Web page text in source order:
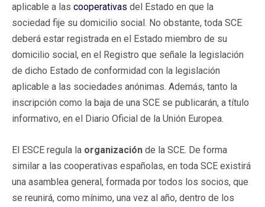
aplicable a las cooperativas del Estado en que la
sociedad fije su domicilio social. No obstante, toda SCE
deberá estar registrada en el Estado miembro de su
domicilio social, en el Registro que señale la legislación
de dicho Estado de conformidad con la legislación
aplicable a las sociedades anónimas. Además, tanto la
inscripción como la baja de una SCE se publicarán, a título
informativo, en el Diario Oficial de la Unión Europea.
El ESCE regula la organización de la SCE. De forma
similar a las cooperativas españolas, en toda SCE existirá
una asamblea general, formada por todos los socios, que
se reunirá, como mínimo, una vez al año, dentro de los